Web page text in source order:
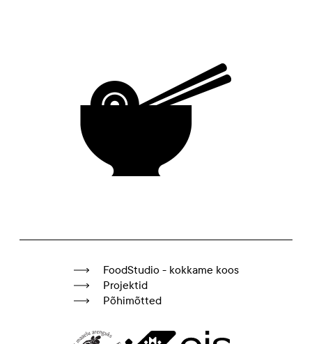
FoodStudio - kokkame koos
Projektid
Põhimõtted